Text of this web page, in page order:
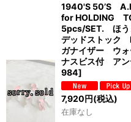
1940'S 50’S
for HOLDING
5pcs/SET. ほう
デッドストック
ガナイザー ウ
ナスビス付 ア
984]
7,920円(税込)
在庫なし